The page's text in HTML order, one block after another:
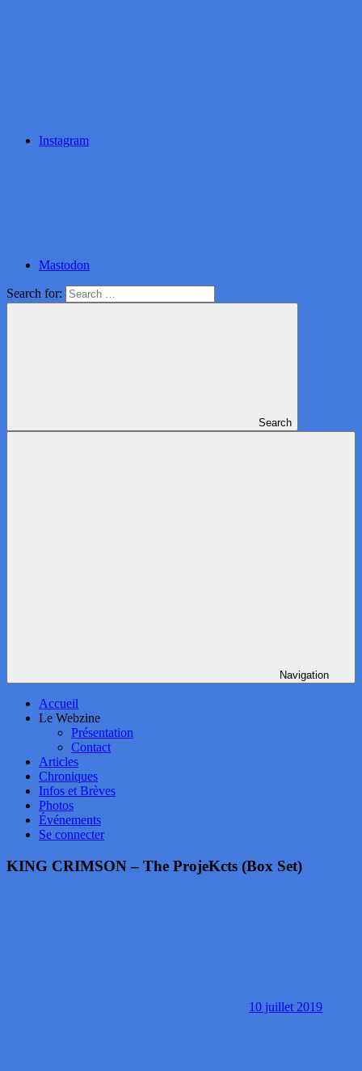
Instagram
Mastodon
Search for:
Search
Navigation
Accueil
Le Webzine
Présentation
Contact
Articles
Chroniques
Infos et Brèves
Photos
Événements
Se connecter
KING CRIMSON – The ProjeKcts (Box Set)
10 juillet 2019